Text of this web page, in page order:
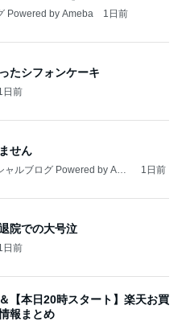
Powered by Ameba 1日前
たシフォンケーキ
日前
せん
ルブログ Powered by Ame
1日前
院での大号泣
日前
【本日20時スタート】楽天お買
報まとめ